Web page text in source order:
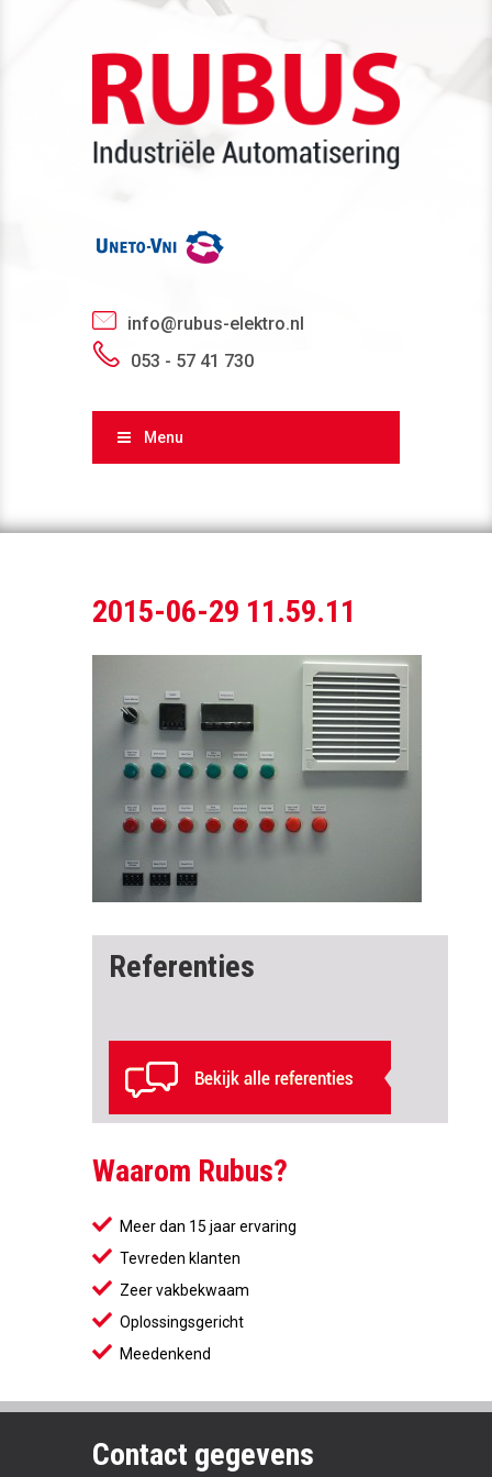
info@rubus-elektro.nl
053 - 57 41 730
Menu
2015-06-29 11.59.11
Referenties
Waarom Rubus?
Meer dan 15 jaar ervaring
Tevreden klanten
Zeer vakbekwaam
Oplossingsgericht
Meedenkend
Contact gegevens